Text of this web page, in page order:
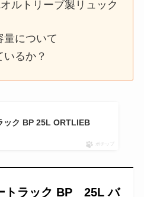
ルトリーブ製リュック
量について
るか？
ック BP 25L ORTLIEB
ポチップ
トラック BP 25L バ